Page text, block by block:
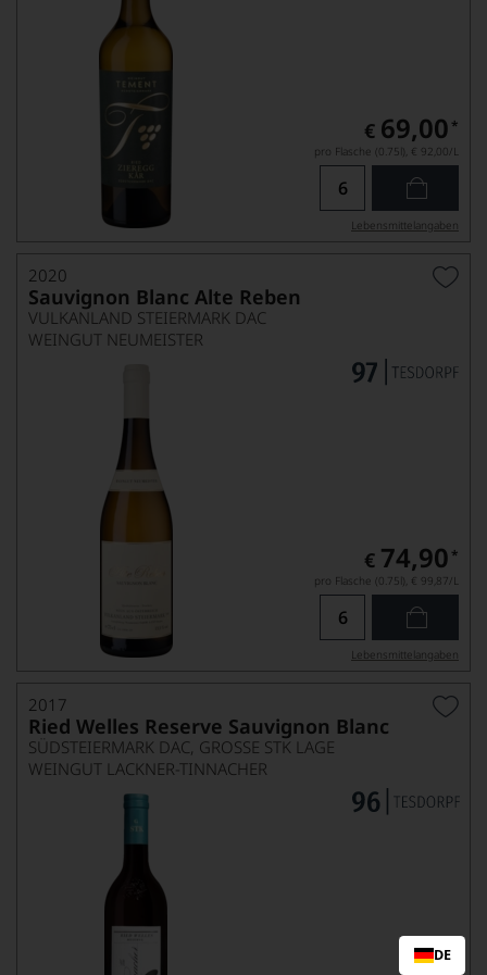
€ 69,00 *
pro Flasche (0.75l), € 92,00/L
Lebensmittel­angaben
2020
Sauvignon Blanc Alte Reben
VULKANLAND STEIERMARK DAC
WEINGUT NEUMEISTER
€ 74,90 *
pro Flasche (0.75l), € 99,87/L
Lebensmittel­angaben
2017
Ried Welles Reserve Sauvignon Blanc
SÜDSTEIERMARK DAC, GROSSE STK LAGE
WEINGUT LACKNER-TINNACHER
DE